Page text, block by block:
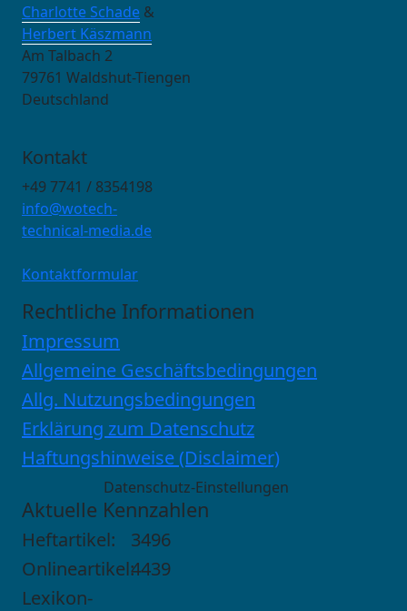
Charlotte Schade &
Herbert Käszmann
Am Talbach 2
79761 Waldshut-Tiengen
Deutschland
Kontakt
+49 7741 / 8354198
info@wotech-
technical-media.de
Kontaktformular
Rechtliche Informationen
Impressum
Allgemeine Geschäftsbedingungen
Allg. Nutzungsbedingungen
Erklärung zum Datenschutz
Haftungshinweise (Disclaimer)
Datenschutz-Einstellungen
Aktuelle Kennzahlen
Heftartikel:
3496
Onlineartikel:4439
Lexikon-